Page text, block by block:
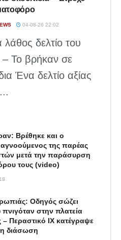
04-08-26 22:02
λάθος δελτίο του
– Το βρήκαν σε
Ένα δελτίο αξίας
Βρέθηκε και ο
αγνοούμενος της παρέας
μετά την παράσυρση
τους (video)
Οδηγός σώζει
στην πλατεία
– Περαστικό ΙΧ κατέγραψε
διάσωση